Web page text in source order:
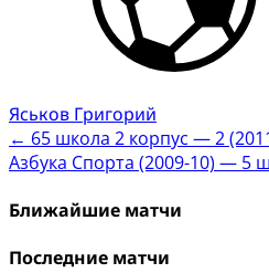
Яськов Григорий
Post
navigation
← 65 школа 2 корпус — 2
Азбука Спорта (2009-10) — 5
Ближайшие матчи
Последние матчи